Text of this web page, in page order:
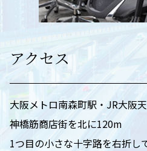
アクセス
大阪メトロ南森町駅・JR大阪
神橋筋商店街を北に120m
1つ目の小さな十字路を右折